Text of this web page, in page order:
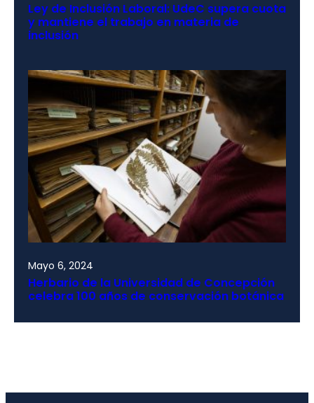
Ley de Inclusión Laboral: UdeC supera cuota
y mantiene el trabajo en materia de
inclusión
Mayo 6, 2024
Herbario de la Universidad de Concepción
celebra 100 años de conservación botánica